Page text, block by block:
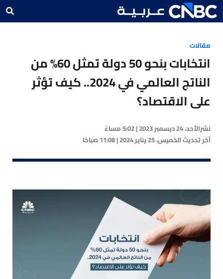
مقالات
انتخابات بنحو 50 دولة تمثل 60% من
الناتج العالمي في 2024.. كيف تؤثر
على الاقتصاد؟
نشرالأحد، 24 ديسمبر 2023 | 5:02 مساءً
آخر تحديثالخميس، 25 يناير 2024 | 11:08 صباحًا